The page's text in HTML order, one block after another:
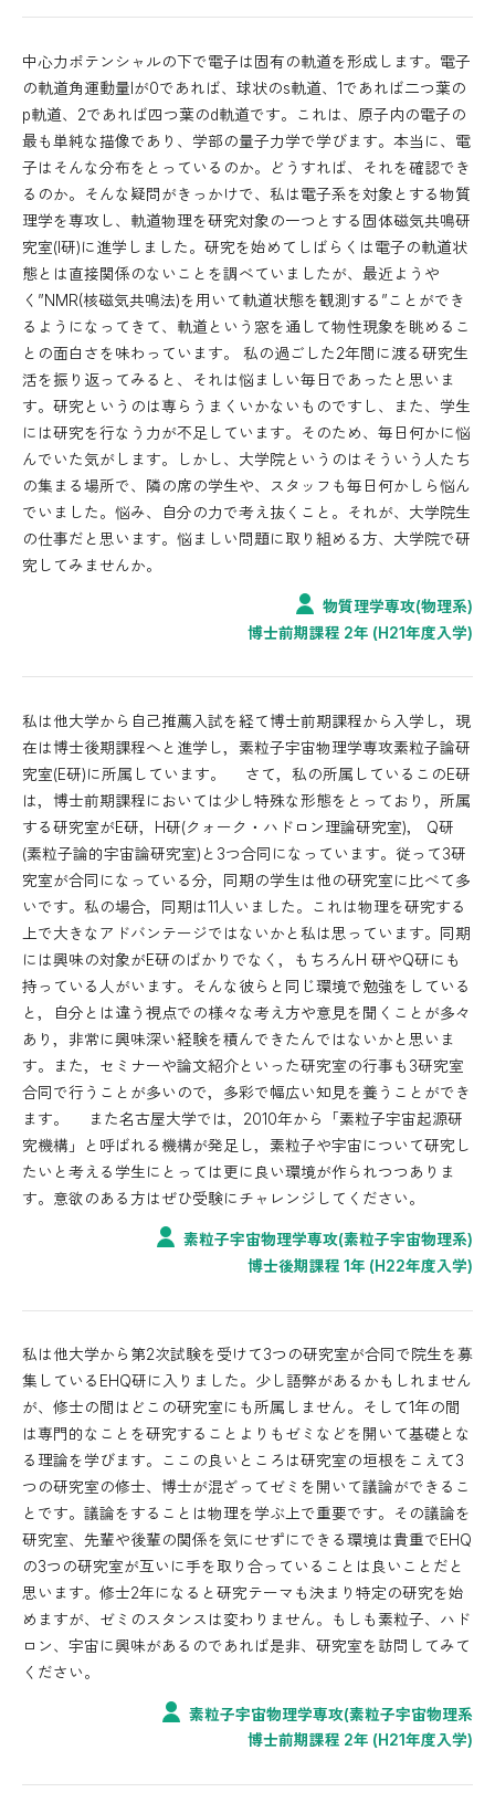
中心力ポテンシャルの下で電子は固有の軌道を形成します。電子
の軌道角運動量lが0であれば、球状のs軌道、1であれば二つ葉の
p軌道、2であれば四つ葉のd軌道です。これは、原子内の電子の
最も単純な描像であり、学部の量子力学で学びます。本当に、電
子はそんな分布をとっているのか。どうすれば、それを確認でき
るのか。そんな疑問がきっかけで、私は電子系を対象とする物質
理学を専攻し、軌道物理を研究対象の一つとする固体磁気共鳴研
究室(I研)に進学しました。研究を始めてしばらくは電子の軌道状
態とは直接関係のないことを調べていましたが、最近ようや
く”NMR(核磁気共鳴法)を用いて軌道状態を観測する”ことができ
るようになってきて、軌道という窓を通して物性現象を眺めるこ
との面白さを味わっています。 私の過ごした2年間に渡る研究生
活を振り返ってみると、それは悩ましい毎日であったと思いま
す。研究というのは専らうまくいかないものですし、また、学生
には研究を行なう力が不足しています。そのため、毎日何かに悩
んでいた気がします。しかし、大学院というのはそういう人たち
の集まる場所で、隣の席の学生や、スタッフも毎日何かしら悩ん
でいました。悩み、自分の力で考え抜くこと。それが、大学院生
の仕事だと思います。悩ましい問題に取り組める方、大学院で研
究してみませんか。
物質理学専攻(物理系)
博士前期課程 2年 (H21年度入学)
私は他大学から自己推薦入試を経て博士前期課程から入学し，現
在は博士後期課程へと進学し，素粒子宇宙物理学専攻素粒子論研
究室(E研)に所属しています。 さて，私の所属しているこのE研
は，博士前期課程においては少し特殊な形態をとっており，所属
する研究室がE研，H研(クォーク・ハドロン理論研究室)， Q研
(素粒子論的宇宙論研究室)と3つ合同になっています。従って3研
究室が合同になっている分，同期の学生は他の研究室に比べて多
いです。私の場合，同期は11人いました。これは物理を研究する
上で大きなアドバンテージではないかと私は思っています。同期
には興味の対象がE研のばかりでなく，もちろんH 研やQ研にも
持っている人がいます。そんな彼らと同じ環境で勉強をしている
と，自分とは違う視点での様々な考え方や意見を聞くことが多々
あり，非常に興味深い経験を積んできたんではないかと思いま
す。また，セミナーや論文紹介といった研究室の行事も3研究室
合同で行うことが多いので，多彩で幅広い知見を養うことができ
ます。 また名古屋大学では，2010年から「素粒子宇宙起源研
究機構」と呼ばれる機構が発足し，素粒子や宇宙について研究し
たいと考える学生にとっては更に良い環境が作られつつありま
す。意欲のある方はぜひ受験にチャレンジしてください。
素粒子宇宙物理学専攻(素粒子宇宙物理系)
博士後期課程 1年 (H22年度入学)
私は他大学から第2次試験を受けて3つの研究室が合同で院生を募
集しているEHQ研に入りました。少し語弊があるかもしれません
が、修士の間はどこの研究室にも所属しません。そして1年の間
は専門的なことを研究することよりもゼミなどを開いて基礎とな
る理論を学びます。ここの良いところは研究室の垣根をこえて3
つの研究室の修士、博士が混ざってゼミを開いて議論ができるこ
とです。議論をすることは物理を学ぶ上で重要です。その議論を
研究室、先輩や後輩の関係を気にせずにできる環境は貴重でEHQ
の3つの研究室が互いに手を取り合っていることは良いことだと
思います。修士2年になると研究テーマも決まり特定の研究を始
めますが、ゼミのスタンスは変わりません。もしも素粒子、ハド
ロン、宇宙に興味があるのであれば是非、研究室を訪問してみて
ください。
素粒子宇宙物理学専攻(素粒子宇宙物理系
博士前期課程 2年 (H21年度入学)